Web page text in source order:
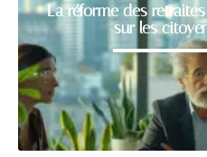
La réforme des
sur les